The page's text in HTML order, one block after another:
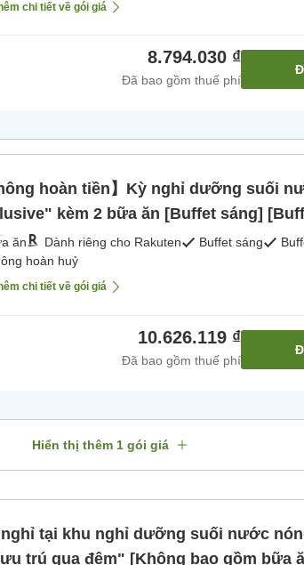
chi tiết về gói giá
8.794.030 ₫
Đã bao gồm thuế phí
hoàn tiền】Kỳ nghỉ dưỡng suối
kèm 2 bữa ăn [Buffet sáng]
ăn Dành riêng cho Rakuten Buffet sáng
hoàn huỷ
chi tiết về gói giá
10.626.119 ₫
Đã bao gồm thuế phí
Hiển thị thêm 1 gói giá
tại khu nghỉ dưỡng suối nước
trú qua đêm" [Không bao gồm bữa